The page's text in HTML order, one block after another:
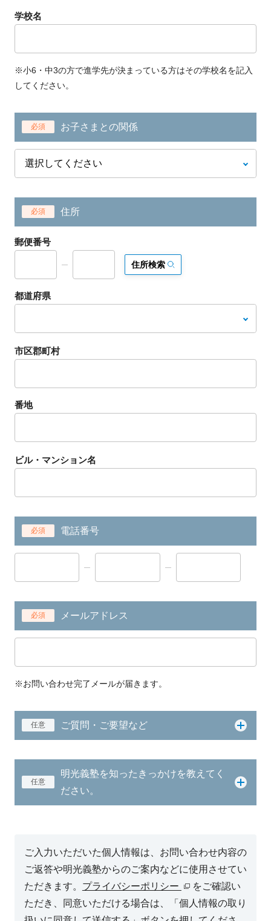
学校名
※小6・中3の方で進学先が決まっている方はその学校名を記入
してください。
必須 お子さまとの関係
必須 住所
郵便番号
住所検索
都道府県
市区郡町村
番地
ビル・マンション名
必須 電話番号
必須 メールアドレス
※お問い合わせ完了メールが届きます。
任意 ご質問・ご要望など
任意
明光義塾を知ったきっかけを教えてく
ださい。
ご入力いただいた個人情報は、お問い合わせ内容の
ご返答や明光義塾からのご案内などに使用させてい
ただきます。 プライバシーポリシー
をご確認い
ただき、同意いただける場合は、「個人情報の取り